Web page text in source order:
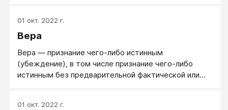
человека. Эта вера - основной признак и элемент
любой религии. Религия включает в себя свод
культовых действий и объединение людей в
организации (церковь, религиозную общину).
01 окт. 2022 г.
Вера
Вера — признание чего-либо истинным
(убеждение), в том числе признание чего-либо
истинным без предварительной фактической или
01 окт. 2022 г.